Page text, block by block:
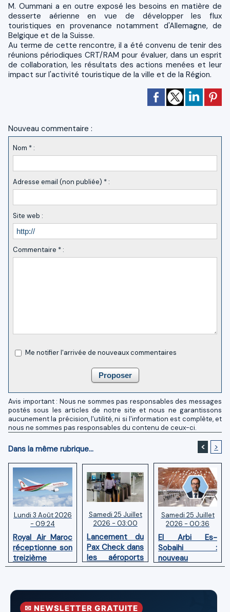
M. Oummani a en outre exposé les besoins en matière de
desserte aérienne en vue de développer les flux
touristiques en provenance notamment d'Allemagne, de
Belgique et de la Suisse.
Au terme de cette rencontre, il a été convenu de tenir des
réunions périodiques CRT/RAM pour évaluer, dans un esprit
de collaboration, les résultats des actions menées et leur
impact sur l'activité touristique de la ville et de la Région.
Nouveau commentaire :
Nom * :
Adresse email (non publiée) * :
Site web :
Commentaire * :
Me notifier l'arrivée de nouveaux commentaires
Avis important : Nous ne sommes pas responsables des messages
postés sous les articles de notre site et nous ne garantissons
aucunement la précision, l'utilité, ni si l'information est complète, et
nous ne sommes pas responsables du contenu de ceux-ci.
Dans la même rubrique... < >
Lundi 3 Août 2026
- 09:24
Royal Air Maroc
réceptionne son
treizième
Boeing 787
Samedi 25 Juillet
2026 - 03:00
Lancement du
Pax Check dans
les aéroports
du Maroc
Samedi 25 Juillet
2026 - 00:36
El Arbi Es-
Sobaihi :
nouveau
directeur à la
l’Aéroport
Mohammed V
✉ NEWSLETTER GRATUITE